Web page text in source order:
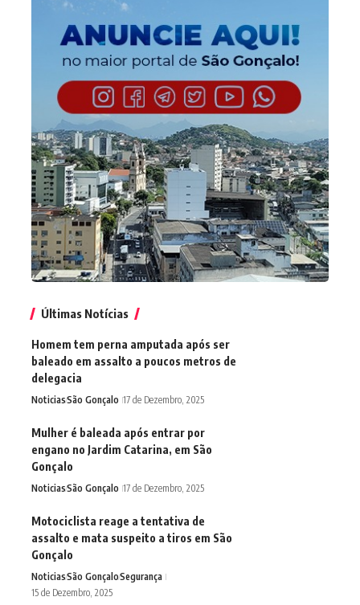
Últimas Notícias
Homem tem perna amputada após ser
baleado em assalto a poucos metros de
delegacia
NoticiasSão Gonçalo 17 de Dezembro, 2025
Mulher é baleada após entrar por
engano no Jardim Catarina, em São
Gonçalo
NoticiasSão Gonçalo 17 de Dezembro, 2025
Motociclista reage a tentativa de
assalto e mata suspeito a tiros em São
Gonçalo
NoticiasSão GonçaloSegurança
15 de Dezembro, 2025